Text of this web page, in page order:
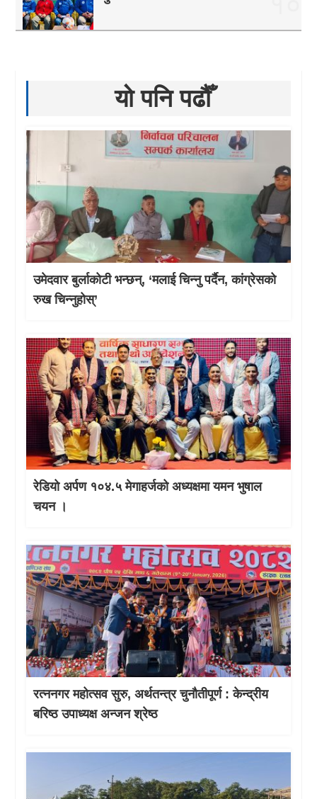
यो पनि पढौँ
उमेदवार बुर्लाकोटी भन्छन्, ‘मलाई चिन्नु पर्दैन, कांग्रेसको
रुख चिन्नुहोस्’
रेडियो अर्पण १०४.५ मेगाहर्जको अध्यक्षमा यमन भुषाल
चयन ।
रत्ननगर महोत्सव सुरु, अर्थतन्त्र चुनौतीपूर्ण : केन्द्रीय
बरिष्ठ उपाध्यक्ष अन्जन श्रेष्ठ